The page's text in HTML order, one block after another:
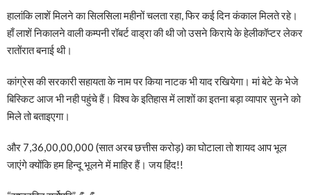
हालांकि लाशें मिलने का सिलसिला महीनों चलता रहा, फिर कई दिन कंकाल मिलते रहे।
हाँ लाशें निकालने वाली कम्पनी रॉबर्ट वाड्रा की थी जो उसने किराये के हेलीकॉप्टर लेकर
रातोंरात बनाई थी।
कांग्रेस की सरकारी सहायता के नाम पर किया नाटक भी याद रखियेगा। मां बेटे के भेजे
बिस्किट आज भी नही पहुंचे हैं। विश्व के इतिहास में लाशों का इतना बड़ा व्यापार सुनने को
मिले तो बताइएगा।
और 7,36,00,00,000 (सात अरब छत्तीस करोड़) का घोटाला तो शायद आप भूल
जाएंगे क्योंकि हम हिन्दू भूलने में माहिर हैं। जय हिंद!!